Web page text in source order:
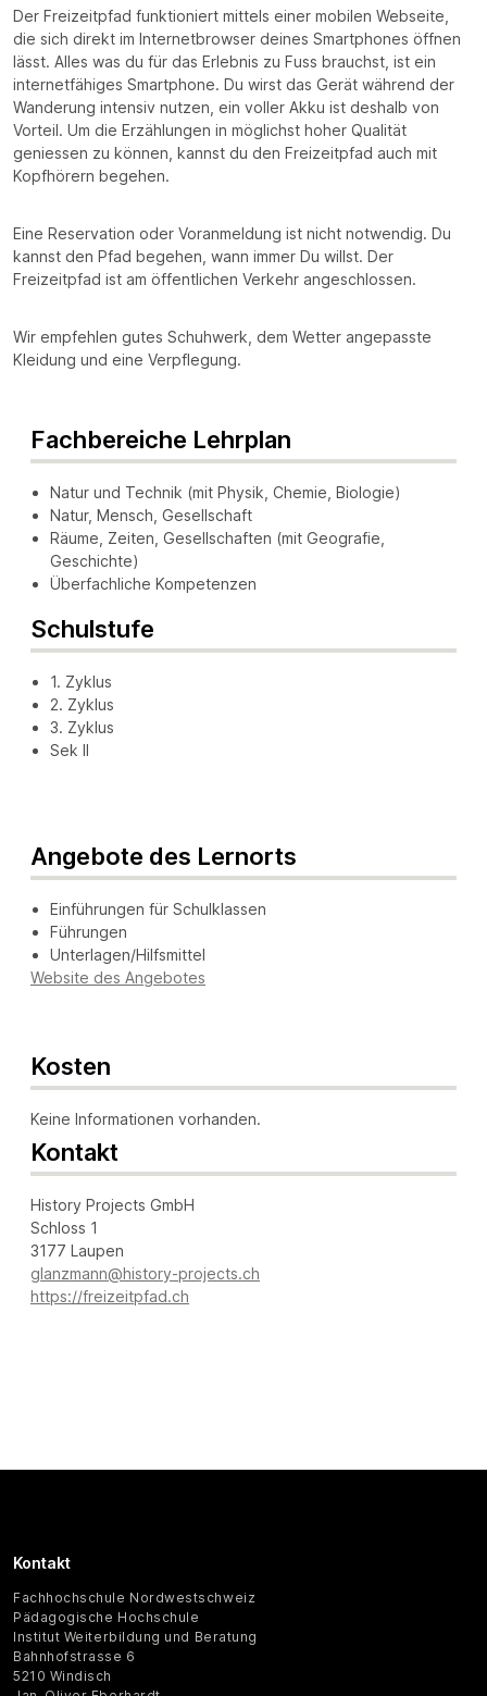
Der Freizeitpfad funktioniert mittels einer mobilen Webseite,
die sich direkt im Internetbrowser deines Smartphones öffnen
lässt. Alles was du für das Erlebnis zu Fuss brauchst, ist ein
internetfähiges Smartphone. Du wirst das Gerät während der
Wanderung intensiv nutzen, ein voller Akku ist deshalb von
Vorteil. Um die Erzählungen in möglichst hoher Qualität
geniessen zu können, kannst du den Freizeitpfad auch mit
Kopfhörern begehen.
Eine Reservation oder Voranmeldung ist nicht notwendig. Du
kannst den Pfad begehen, wann immer Du willst. Der
Freizeitpfad ist am öffentlichen Verkehr angeschlossen.
Wir empfehlen gutes Schuhwerk, dem Wetter angepasste
Kleidung und eine Verpflegung.
Fachbereiche Lehrplan
Natur und Technik (mit Physik, Chemie, Biologie)
Natur, Mensch, Gesellschaft
Räume, Zeiten, Gesellschaften (mit Geografie,
Geschichte)
Überfachliche Kompetenzen
Schulstufe
1. Zyklus
2. Zyklus
3. Zyklus
Sek II
Angebote des Lernorts
Einführungen für Schulklassen
Führungen
Unterlagen/Hilfsmittel
Website des Angebotes
Kosten
Keine Informationen vorhanden.
Kontakt
History Projects GmbH
Schloss 1
3177 Laupen
glanzmann@history-projects.ch
https://freizeitpfad.ch
Kontakt
Fachhochschule Nordwestschweiz
Pädagogische Hochschule
Institut Weiterbildung und Beratung
Bahnhofstrasse 6
5210 Windisch